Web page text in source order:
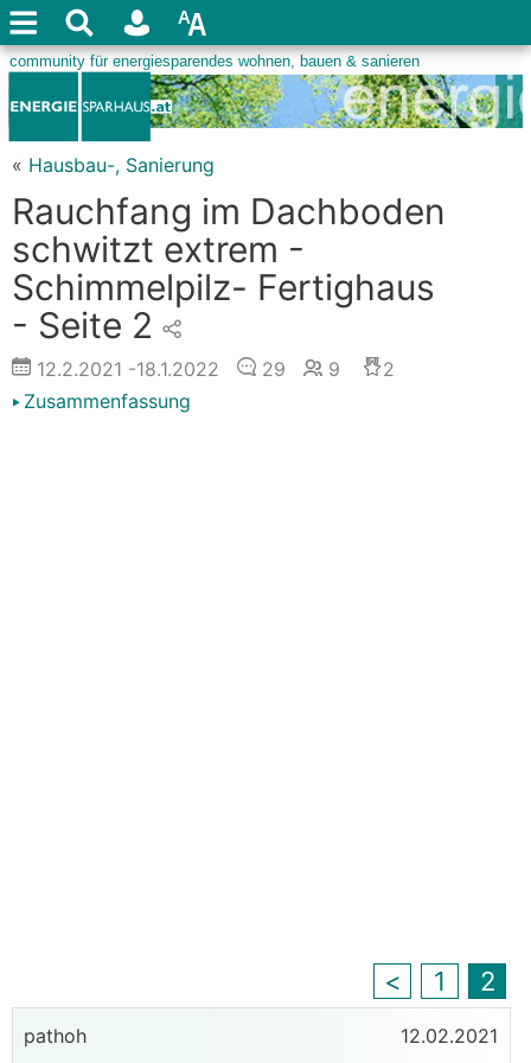
« Hausbau-, Sanierung
Rauchfang im Dachboden
schwitzt extrem -
Schimmelpilz- Fertighaus
- Seite 2
12.2.2021 -18.1.2022 29 9
2
Zusammenfassung
< 1 2
pathoh 12.02.2021